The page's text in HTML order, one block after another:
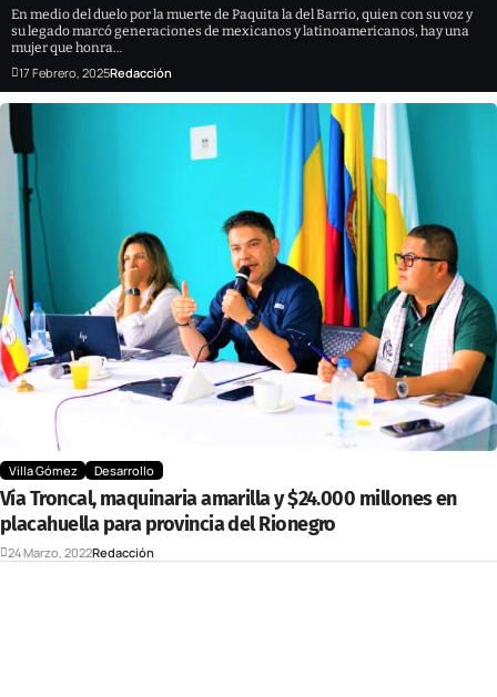
En medio del duelo por la muerte de Paquita la del Barrio, quien con su voz y
su legado marcó generaciones de mexicanos y latinoamericanos, hay una
mujer que honra…
17 Febrero, 2025Redacción
Villa Gómez Desarrollo
Vía Troncal, maquinaria amarilla y $24.000 millones en
placahuella para provincia del Rionegro
24 Marzo, 2022Redacción